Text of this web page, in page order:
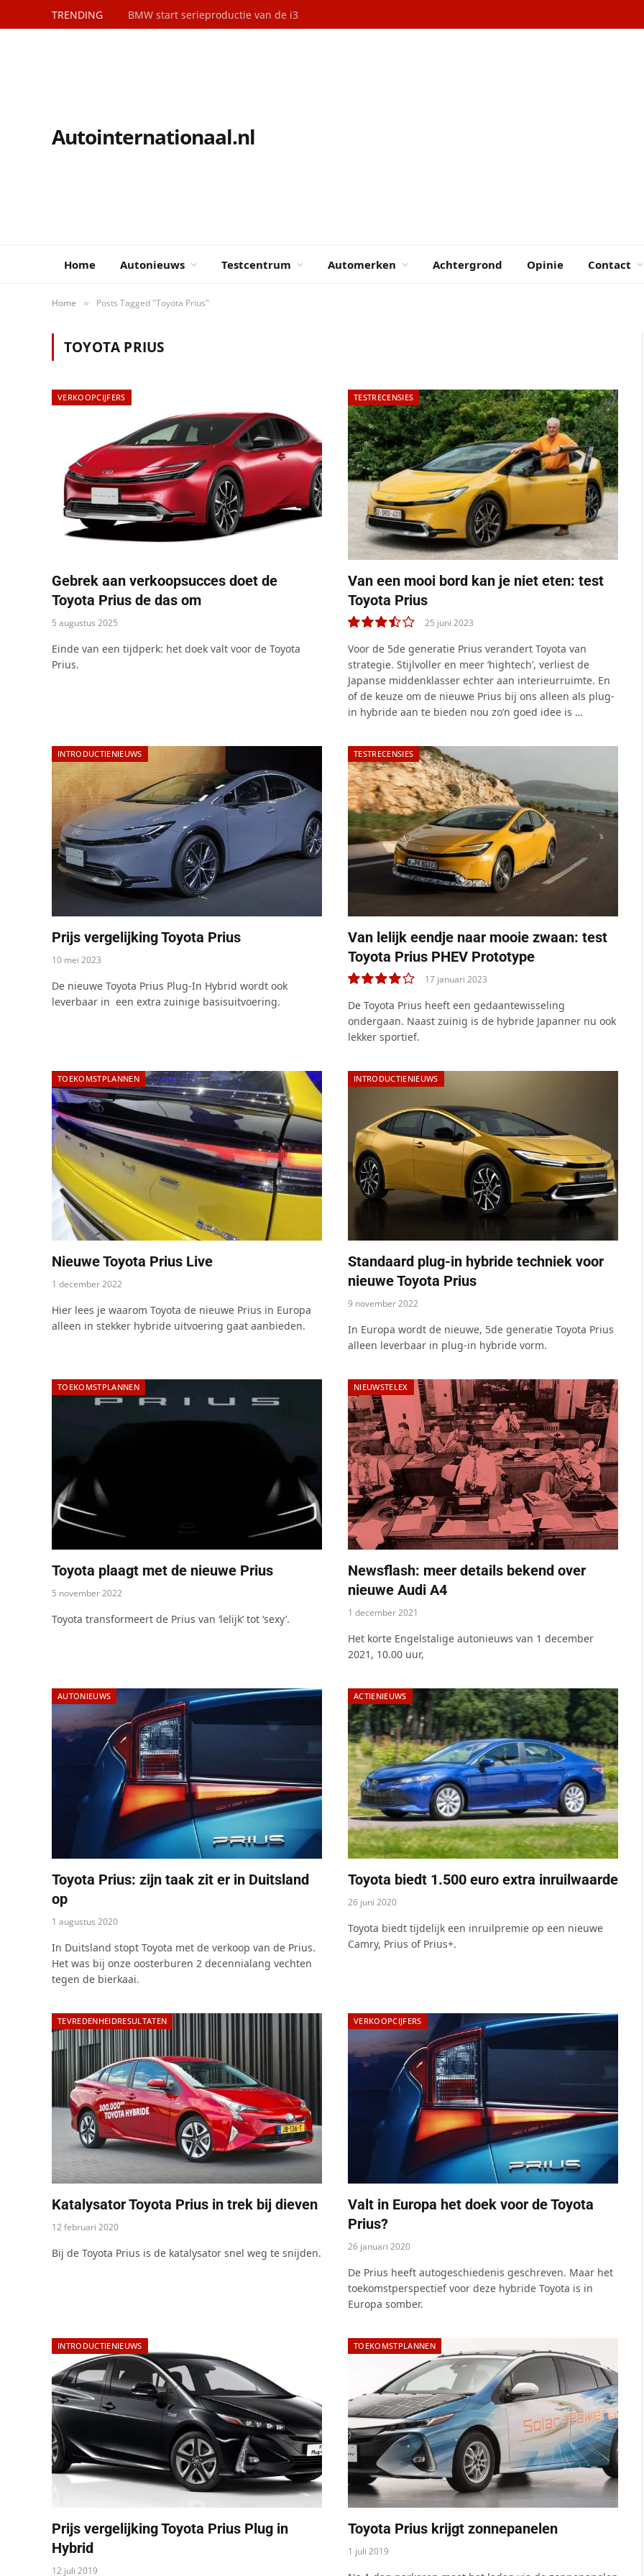
TRENDING BMW start serieproductie van de i3
Autointernationaal.nl
Home Autonieuws Testcentrum Automerken Achtergrond Opinie Contact
Home » Posts Tagged "Toyota Prius"
TOYOTA PRIUS
VERKOOPCIJFERS
Gebrek aan verkoopsucces doet de
Toyota Prius de das om
5 augustus 2025
Einde van een tijdperk: het doek valt voor de Toyota
Prius.
TESTRECENSIES
Van een mooi bord kan je niet eten: test
Toyota Prius
7.0
25 juni 2023
Voor de 5de generatie Prius verandert Toyota van
strategie. Stijlvoller en meer ‘hightech’, verliest de
Japanse middenklasser echter aan interieurruimte. En
of de keuze om de nieuwe Prius bij ons alleen als plug-
in hybride aan te bieden nou zo’n goed idee is …
INTRODUCTIENIEUWS
Prijs vergelijking Toyota Prius
10 mei 2023
De nieuwe Toyota Prius Plug-In Hybrid wordt ook
leverbaar in een extra zuinige basisuitvoering.
TESTRECENSIES
Van lelijk eendje naar mooie zwaan: test
Toyota Prius PHEV Prototype
8.0
17 januari 2023
De Toyota Prius heeft een gedaantewisseling
ondergaan. Naast zuinig is de hybride Japanner nu ook
lekker sportief.
TOEKOMSTPLANNEN
Nieuwe Toyota Prius Live
1 december 2022
Hier lees je waarom Toyota de nieuwe Prius in Europa
alleen in stekker hybride uitvoering gaat aanbieden.
INTRODUCTIENIEUWS
Standaard plug-in hybride techniek voor
nieuwe Toyota Prius
9 november 2022
In Europa wordt de nieuwe, 5de generatie Toyota Prius
alleen leverbaar in plug-in hybride vorm.
TOEKOMSTPLANNEN
Toyota plaagt met de nieuwe Prius
5 november 2022
Toyota transformeert de Prius van ‘lelijk’ tot ‘sexy’.
NIEUWSTELEX
Newsflash: meer details bekend over
nieuwe Audi A4
1 december 2021
Het korte Engelstalige autonieuws van 1 december
2021, 10.00 uur,
AUTONIEUWS
Toyota Prius: zijn taak zit er in Duitsland
op
1 augustus 2020
In Duitsland stopt Toyota met de verkoop van de Prius.
Het was bij onze oosterburen 2 decennialang vechten
tegen de bierkaai.
ACTIENIEUWS
Toyota biedt 1.500 euro extra inruilwaarde
26 juni 2020
Toyota biedt tijdelijk een inruilpremie op een nieuwe
Camry, Prius of Prius+.
TEVREDENHEIDRESULTATEN
Katalysator Toyota Prius in trek bij dieven
12 februari 2020
Bij de Toyota Prius is de katalysator snel weg te snijden.
VERKOOPCIJFERS
Valt in Europa het doek voor de Toyota
Prius?
26 januari 2020
De Prius heeft autogeschiedenis geschreven. Maar het
toekomstperspectief voor deze hybride Toyota is in
Europa somber.
INTRODUCTIENIEUWS
Prijs vergelijking Toyota Prius Plug in
Hybrid
12 juli 2019
TOEKOMSTPLANNEN
Toyota Prius krijgt zonnepanelen
1 juli 2019